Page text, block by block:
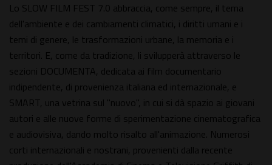
Lo SLOW FILM FEST 7.0 abbraccia, come sempre, il tema
dell'ambiente e dei cambiamenti climatici, i diritti umani e i
temi di genere, le trasformazioni urbane, la memoria e i
territori. E, come da tradizione, li svilupperà attraverso le
sezioni DOCUMENTA, dedicata ai film documentario
indipendente, di provenienza italiana ed internazionale, e
SMART, una vetrina sul "nuovo", in cui si dà spazio ai giovani
autori e alle nuove forme di sperimentazione cinematografica
e audiovisiva, dando molto risalto all'animazione. Numerosi
corti internazionali e nostrani, provenienti dalla recente